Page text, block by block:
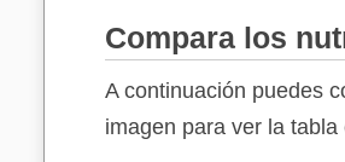
Compara los
A continuación puedes
imagen para ver la